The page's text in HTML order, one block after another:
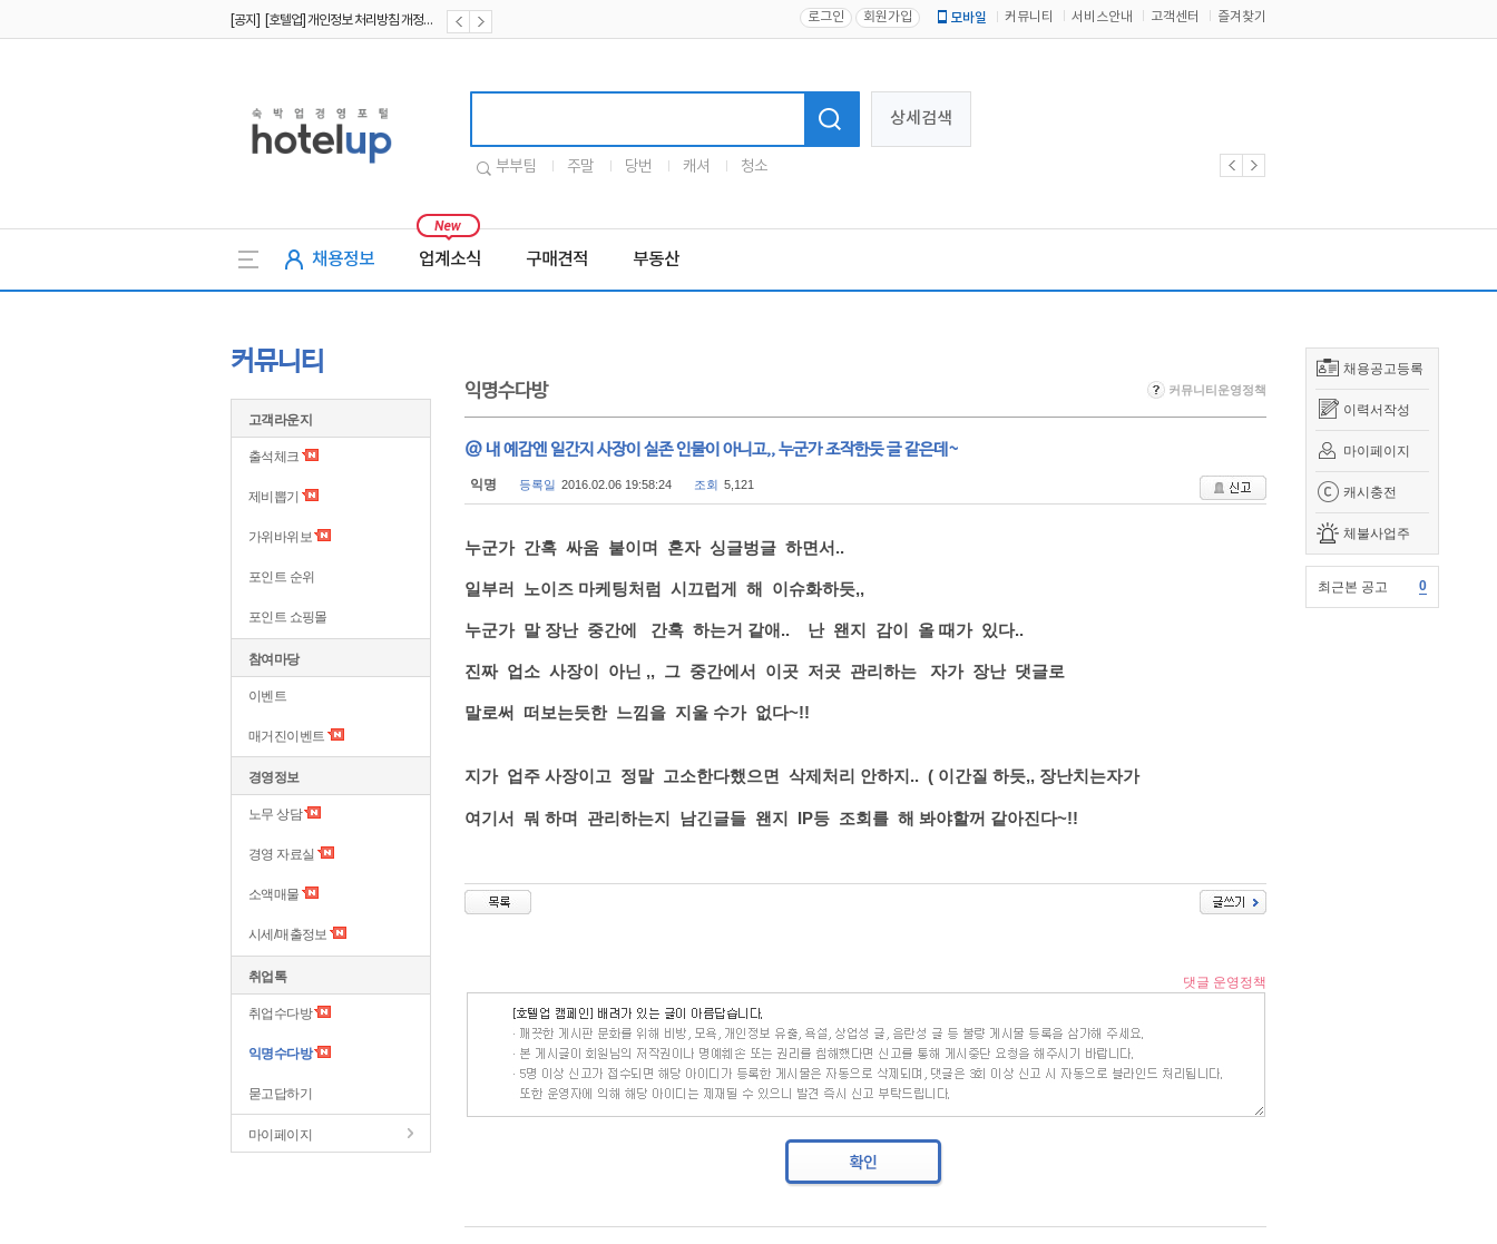
[공지] [호텔업] 유료서비스 이용약관 개정본2 (19.09.02) 로그인 회원가입 모바일 커뮤니티 서비스안내 고객센터 즐겨찾기
상세검색
부부팀 주말 당번 캐셔 청소
채용정보 업계소식 구매견적 부동산
채용공고등록
이력서작성
마이페이지
캐시충전
체불사업주
최근본 공고 0
커뮤니티
고객라운지
출석체크
제비뽑기
가위바위보
포인트 순위
포인트 쇼핑몰
참여마당
이벤트
매거진이벤트
경영정보
노무 상담
경영 자료실
소액매물
시세/매출정보
취업톡
취업수다방
익명수다방
묻고답하기
마이페이지
익명수다방 커뮤니티운영정책
@ 내 예감엔 일간지 사장이 실존 인물이 아니고,, 누군가 조작한듯 글 같은데~
익명 등록일 2016.02.06 19:58:24 조회 5,121
누군가 간혹 싸움 붙이며 혼자 싱글벙글 하면서..
일부러 노이즈 마케팅처럼 시끄럽게 해 이슈화하듯,,
누군가 말 장난 중간에 간혹 하는거 같애.. 난 왠지 감이 올 때가 있다..
진짜 업소 사장이 아닌 ,, 그 중간에서 이곳 저곳 관리하는 자가 장난 댓글로
말로써 떠보는듯한 느낌을 지울 수가 없다~!!
지가 업주 사장이고 정말 고소한다했으면 삭제처리 안하지.. ( 이간질 하듯,, 장난치는자가
여기서 뭐 하며 관리하는지 남긴글들 왠지 IP등 조회를 해 봐야할꺼 같아진다~!!